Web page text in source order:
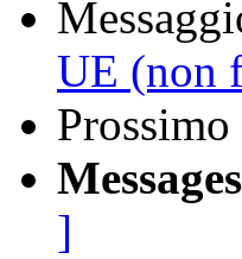
UE (non
Prossimo
]